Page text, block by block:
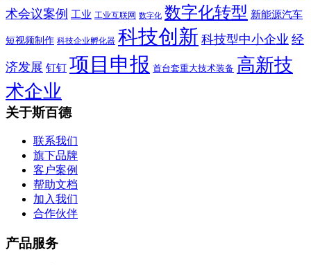
术会议案例 工业 工业互联网 数字化 数字化转型 新能源汽车
短视频制作 科技企业孵化器 科技创新 科技型中小企业 经
济发展 钉钉 项目申报 首台套重大技术装备 高新技
术企业
关于斯百德
联系我们
旗下品牌
客户案例
帮助文档
加入我们
合作伙伴
产品服务